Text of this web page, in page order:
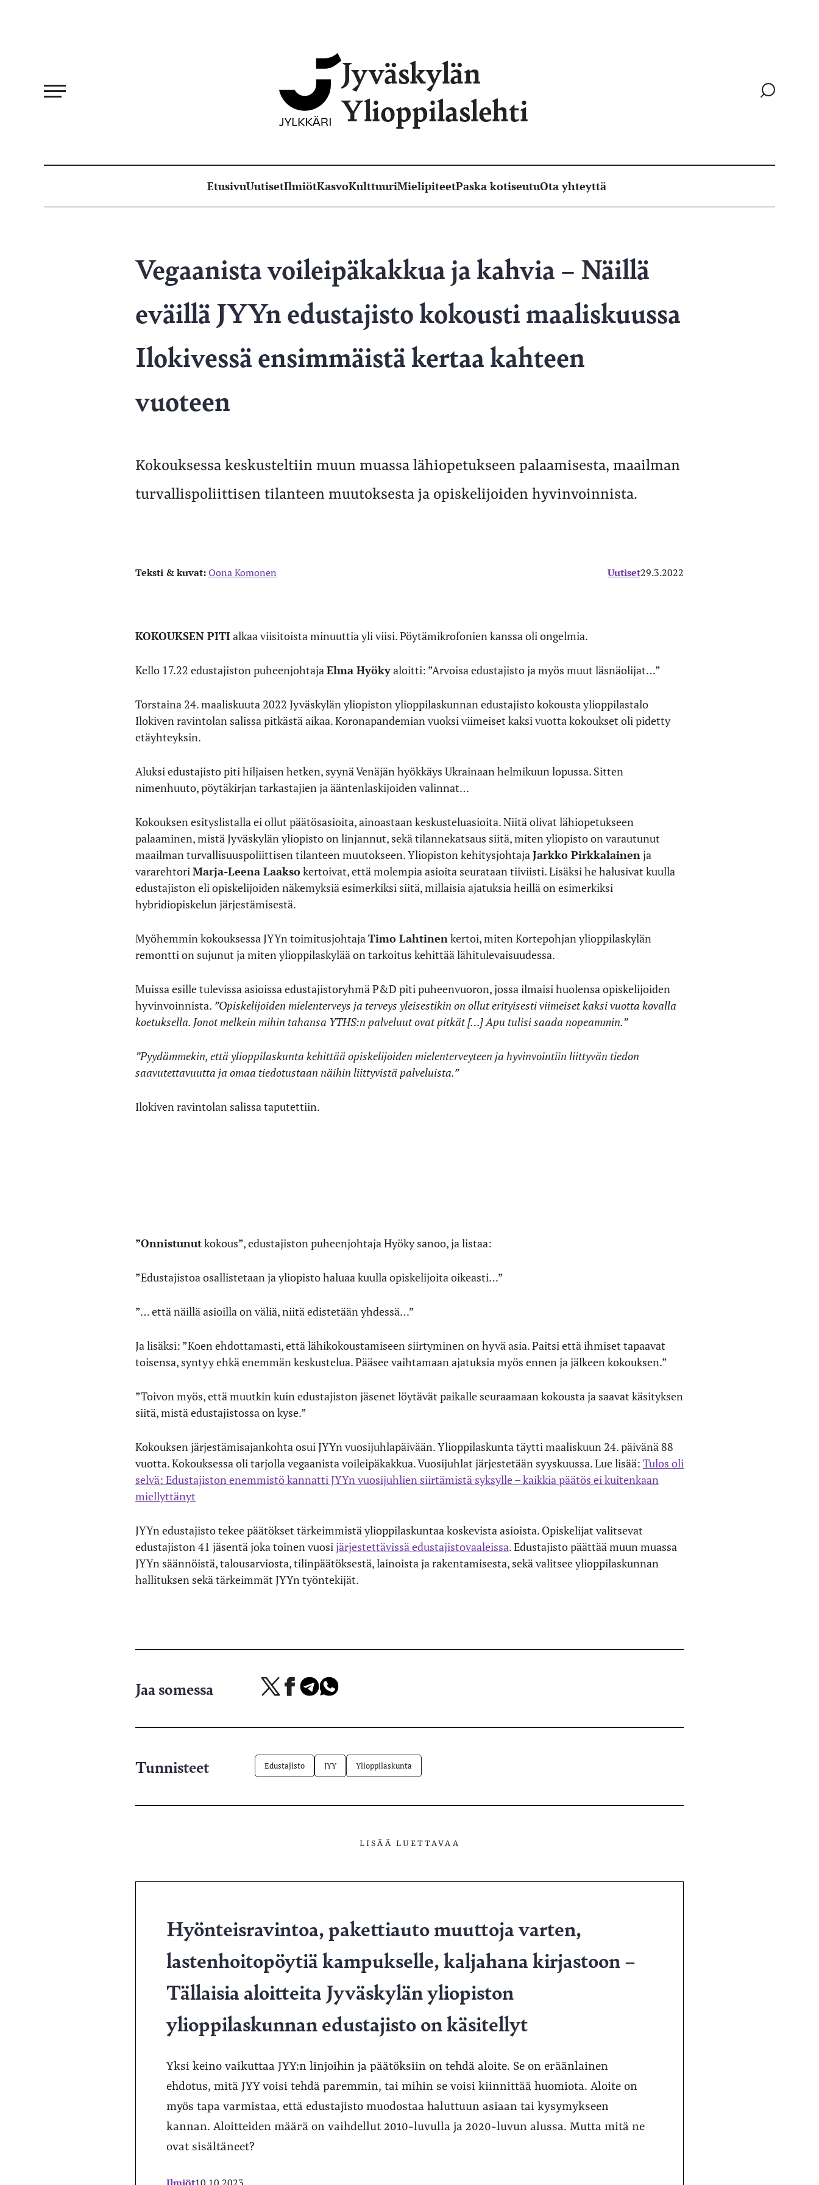
Jyväskylän
Ylioppilaslehti
Siirry
EtusivuUutisetIlmiötKasvoKulttuuriMielipiteetPaska kotiseutuOta yhteyttä
Vegaanista voileipäkakkua ja kahvia – Näillä
eväillä JYYn edustajisto kokousti maaliskuussa
Ilokivessä ensimmäistä kertaa kahteen
vuoteen
Kokouksessa keskusteltiin muun muassa lähiopetukseen palaamisesta, maailman
turvallispoliittisen tilanteen muutoksesta ja opiskelijoiden hyvinvoinnista.
Teksti & kuvat:Oona Komonen Uutiset29.3.2022
KOKOUKSEN PITIalkaa viisitoista minuuttia yli viisi. Pöytämikrofonien kanssa oli ongelmia.
Kello 17.22 edustajiston puheenjohtajaElma Hyökyaloitti: ”Arvoisa edustajisto ja myös muut läsnäolijat…”
Torstaina 24. maaliskuuta 2022 Jyväskylän yliopiston ylioppilaskunnan edustajisto kokousta ylioppilastalo
Ilokiven ravintolan salissa pitkästä aikaa. Koronapandemian vuoksi viimeiset kaksi vuotta kokoukset oli pidetty
etäyhteyksin.
Aluksi edustajisto piti hiljaisen hetken, syynä Venäjän hyökkäys Ukrainaan helmikuun lopussa. Sitten
nimenhuuto, pöytäkirjan tarkastajien ja ääntenlaskijoiden valinnat…
Kokouksen esityslistalla ei ollut päätösasioita, ainoastaan keskusteluasioita. Niitä olivat lähiopetukseen
palaaminen, mistä Jyväskylän yliopisto on linjannut, sekä tilannekatsaus siitä, miten yliopisto on varautunut
maailman turvallisuuspoliittisen tilanteen muutokseen. Yliopiston kehitysjohtajaJarkko Pirkkalainenja
vararehtoriMarja-Leena Laaksokertoivat, että molempia asioita seurataan tiiviisti. Lisäksi he halusivat kuulla
edustajiston eli opiskelijoiden näkemyksiä esimerkiksi siitä, millaisia ajatuksia heillä on esimerkiksi
hybridiopiskelun järjestämisestä.
Myöhemmin kokouksessa JYYn toimitusjohtajaTimo Lahtinenkertoi, miten Kortepohjan ylioppilaskylän
remontti on sujunut ja miten ylioppilaskylää on tarkoitus kehittää lähitulevaisuudessa.
Muissa esille tulevissa asioissa edustajistoryhmä P&D piti puheenvuoron, jossa ilmaisi huolensa opiskelijoiden
hyvinvoinnista. ”Opiskelijoiden mielenterveys ja terveys yleisestikin on ollut erityisesti viimeiset kaksi vuotta kovalla
koetuksella. Jonot melkein mihin tahansa YTHS:n palveluut ovat pitkät […] Apu tulisi saada nopeammin.”
”Pyydämmekin, että ylioppilaskunta kehittää opiskelijoiden mielenterveyteen ja hyvinvointiin liittyvän tiedon
saavutettavuutta ja omaa tiedotustaan näihin liittyvistä palveluista.”
Ilokiven ravintolan salissa taputettiin.
”Onnistunutkokous”, edustajiston puheenjohtaja Hyöky sanoo, ja listaa:
”Edustajistoa osallistetaan ja yliopisto haluaa kuulla opiskelijoita oikeasti…”
”… että näillä asioilla on väliä, niitä edistetään yhdessä…”
Ja lisäksi: ”Koen ehdottamasti, että lähikokoustamiseen siirtyminen on hyvä asia. Paitsi että ihmiset tapaavat
toisensa, syntyy ehkä enemmän keskustelua. Pääsee vaihtamaan ajatuksia myös ennen ja jälkeen kokouksen.”
”Toivon myös, että muutkin kuin edustajiston jäsenet löytävät paikalle seuraamaan kokousta ja saavat käsityksen
siitä, mistä edustajistossa on kyse.”
Kokouksen järjestämisajankohta osui JYYn vuosijuhlapäivään. Ylioppilaskunta täytti maaliskuun 24. päivänä 88
vuotta. Kokouksessa oli tarjolla vegaanista voileipäkakkua. Vuosijuhlat järjestetään syyskuussa. Lue lisää: Tulos oli
selvä: Edustajiston enemmistö kannatti JYYn vuosijuhlien siirtämistä syksylle – kaikkia päätös ei kuitenkaan
miellyttänyt
JYYn edustajisto tekee päätökset tärkeimmistä ylioppilaskuntaa koskevista asioista. Opiskelijat valitsevat
edustajiston 41 jäsentä joka toinen vuosijärjestettävissä edustajistovaaleissa. Edustajisto päättää muun muassa
JYYn säännöistä, talousarviosta, tilinpäätöksestä, lainoista ja rakentamisesta, sekä valitsee ylioppilaskunnan
hallituksen sekä tärkeimmät JYYn työntekijät.
Jaa somessa
Jaa
palvelussa
Jaa Jaa Jaa
Tunnisteet Edustajisto JYY Ylioppilaskunta
LISÄÄ LUETTAVAA
Hyönteisravintoa, pakettiauto muuttoja varten,
lastenhoitopöytiä kampukselle, kaljahana kirjastoon –
Tällaisia aloitteita Jyväskylän yliopiston
ylioppilaskunnan edustajisto on käsitellyt
Yksi keino vaikuttaa JYY:n linjoihin ja päätöksiin on tehdä aloite. Se on eräänlainen
ehdotus, mitä JYY voisi tehdä paremmin, tai mihin se voisi kiinnittää huomiota. Aloite on
myös tapa varmistaa, että edustajisto muodostaa haluttuun asiaan tai kysymykseen
kannan. Aloitteiden määrä on vaihdellut 2010-luvulla ja 2020-luvun alussa. Mutta mitä ne
ovat sisältäneet?